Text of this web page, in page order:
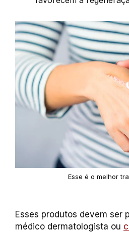
Esse é o melhor
Esses produtos devem ser
médico dermatologista ou